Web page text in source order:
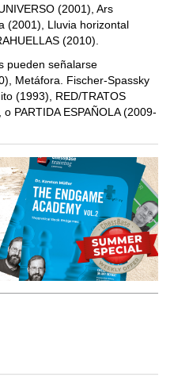
(2001), Ars
(2001), Lluvia horizontal
(2010).
pueden señalarse
Metáfora. Fischer-Spassky
(1993), RED/TRATOS
PARTIDA ESPAÑOLA (2009-